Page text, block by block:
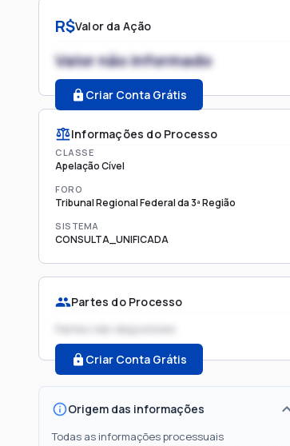
R$Valor da Ação
Valor não informado
Criar Conta Grátis
Informações do Processo
CLASSE
Apelação Cível
FORO
Tribunal Regional Federal da 3ª Região
SISTEMA
CONSULTA_UNIFICADA
Partes do Processo
Partes não disponíveis
Criar Conta Grátis
Origem das informações
Todas as informações processuais